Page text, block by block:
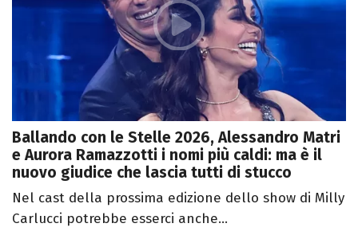
Ballando con le Stelle 2026, Alessandro Matri
e Aurora Ramazzotti i nomi più caldi: ma è il
nuovo giudice che lascia tutti di stucco
Nel cast della prossima edizione dello show di Milly
Carlucci potrebbe esserci anche...